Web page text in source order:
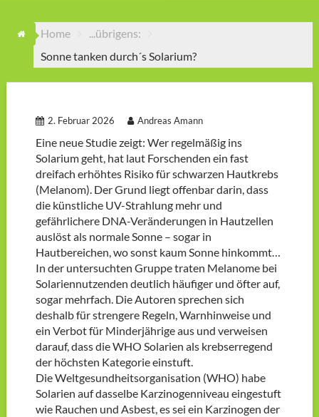
Home
...übrigens:
Sonne tanken durch´s Solarium?
2. Februar 2026 Andreas Amann
Eine neue Studie zeigt: Wer regelmäßig ins
Solarium geht, hat laut Forschenden ein fast
dreifach erhöhtes Risiko für schwarzen Hautkrebs
(Melanom). Der Grund liegt offenbar darin, dass
die künstliche UV-Strahlung mehr und
gefährlichere DNA-Veränderungen in Hautzellen
auslöst als normale Sonne – sogar in
Hautbereichen, wo sonst kaum Sonne hinkommt…
In der untersuchten Gruppe traten Melanome bei
Solariennutzenden deutlich häufiger und öfter auf,
sogar mehrfach. Die Autoren sprechen sich
deshalb für strengere Regeln, Warnhinweise und
ein Verbot für Minderjährige aus und verweisen
darauf, dass die WHO Solarien als krebserregend
der höchsten Kategorie einstuft.
Die Weltgesundheitsorganisation (WHO) habe
Solarien auf dasselbe Karzinogenniveau eingestuft
wie Rauchen und Asbest, es sei ein Karzinogen der